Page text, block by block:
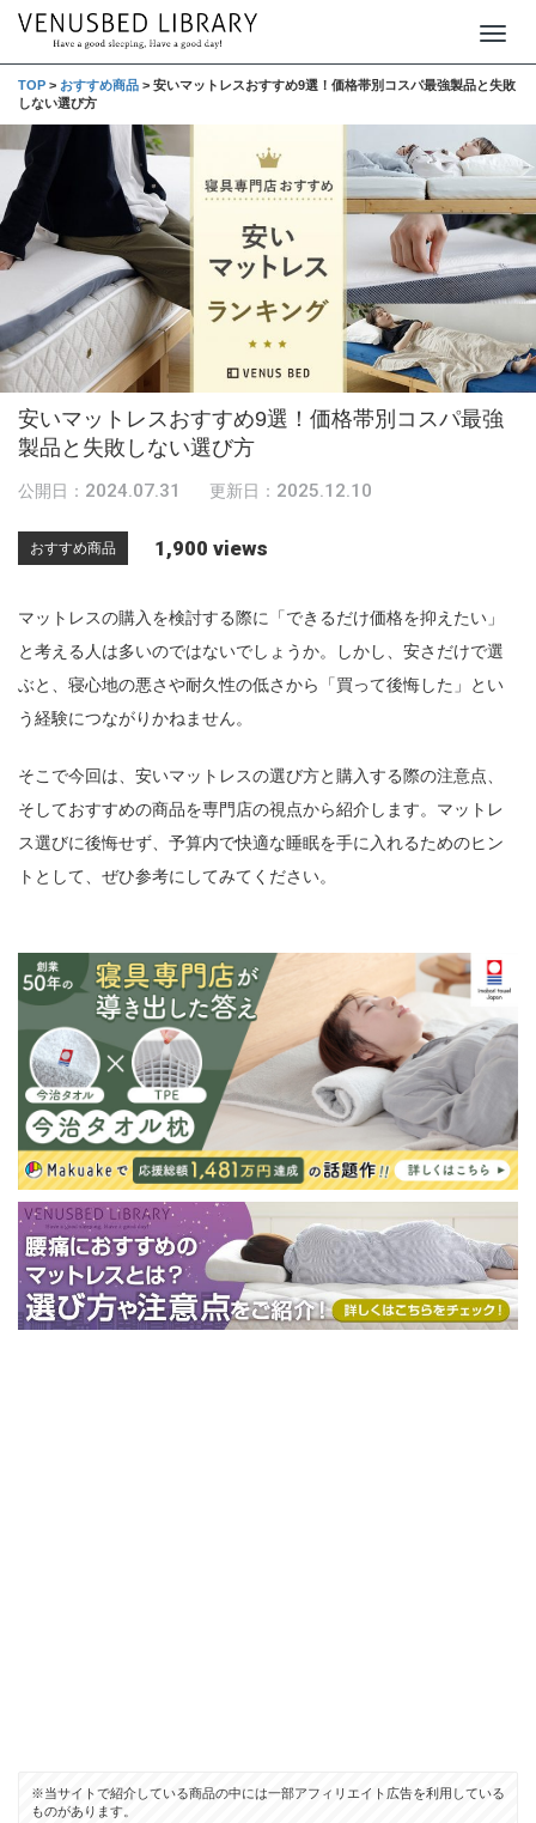
o
g
e
n
a
i
g
a
TOP > おすすめ商品 > 安いマットレスおすすめ9選！価格帯別コスパ最強製品と失敗
しない選び方
安いマットレスおすすめ9選！価格帯別コスパ最強
製品と失敗しない選び方
公開日： 2024.07.31 更新日： 2025.12.10
おすすめ商品 1,900 views
マットレスの購入を検討する際に「できるだけ価格を抑えたい」
と考える人は多いのではないでしょうか。しかし、安さだけで選
ぶと、寝心地の悪さや耐久性の低さから「買って後悔した」とい
う経験につながりかねません。
そこで今回は、安いマットレスの選び方と購入する際の注意点、
そしておすすめの商品を専門店の視点から紹介します。マットレ
ス選びに後悔せず、予算内で快適な睡眠を手に入れるためのヒン
トとして、ぜひ参考にしてみてください。
※当サイトで紹介している商品の中には一部アフィリエイト広告を利用している
ものがあります。